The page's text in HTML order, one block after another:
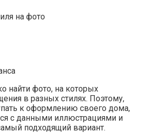
найти фото, на которых
в разных стилях. Поэтому,
к оформлению своего дома,
с данными иллюстрациями и
подходящий вариант.